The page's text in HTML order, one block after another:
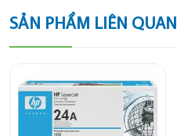
SẢN PHẨM LIÊN QUAN